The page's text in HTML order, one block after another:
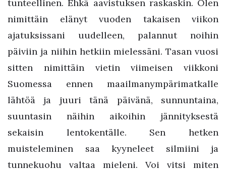
tunteellinen. Ehkä aavistuksen raskaskin. Olen
nimittäin elänyt vuoden takaisen viikon
ajatuksissani uudelleen, palannut noihin
päiviin ja niihin hetkiin mielessäni. Tasan vuosi
sitten nimittäin vietin viimeisen viikkoni
Suomessa ennen maailmanympärimatkalle
lähtöä ja juuri tänä päivänä, sunnuntaina,
suuntasin näihin aikoihin jännityksestä
sekaisin lentokentälle. Sen hetken
muisteleminen saa kyyneleet silmiini ja
tunnekuohu valtaa mieleni. Voi vitsi miten